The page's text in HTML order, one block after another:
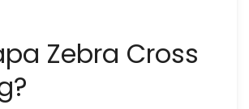
Zebra Cross